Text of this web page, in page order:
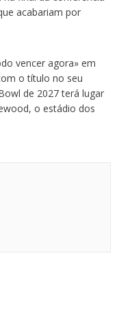
acabariam por
vencer agora» em
o título no seu
de 2027 terá lugar
o estádio dos